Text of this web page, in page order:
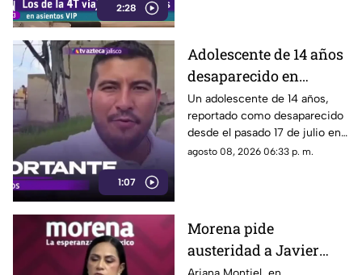
2:28
elevado gasto que han
generado.
1:07
Adolescente de 14 años
desaparecido en
Tlaquepaque es
trasladado a Jalisco
tras ser localizado en
Michoacán
Un adolescente de 14 años,
reportado como desaparecido
desde el pasado 17 de julio en
Tlaquepaque, fue localizado
agosto 08, 2026 06:33 p. m.
Morena pide
austeridad a Javier